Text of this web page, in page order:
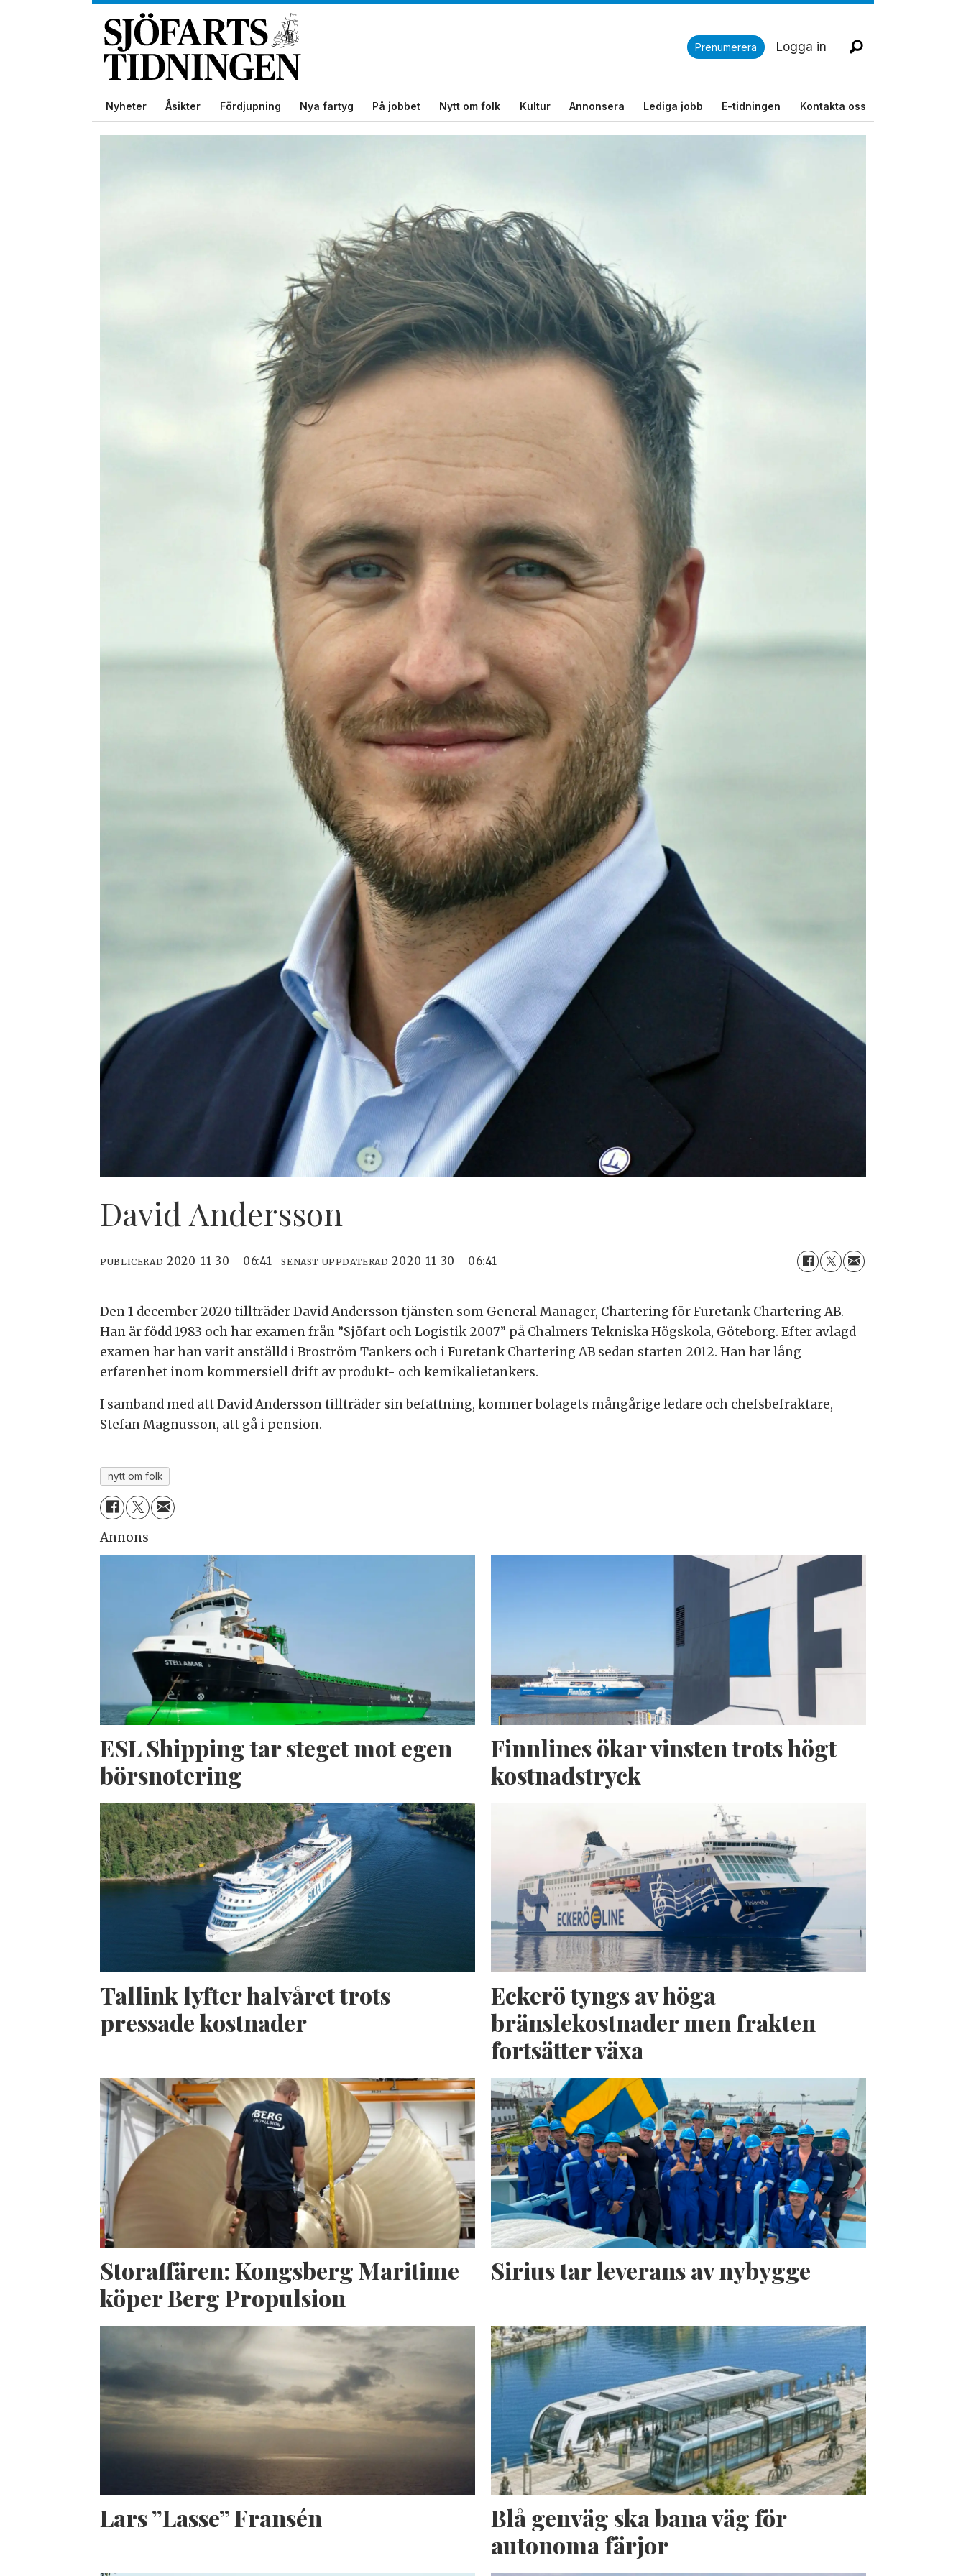
Prenumerera Logga in
Nyheter Åsikter Fördjupning Nya fartyg På jobbet Nytt om folk Kultur Annonsera Lediga jobb E-tidningen Kontakta oss
David Andersson
PUBLICERAD 2020-11-30 - 06:41 SENAST UPPDATERAD 2020-11-30 - 06:41
Den 1 december 2020 tillträder David Andersson tjänsten som General Manager, Chartering för Furetank Chartering AB.
Han är född 1983 och har examen från ”Sjöfart och Logistik 2007” på Chalmers Tekniska Högskola, Göteborg. Efter avlagd
examen har han varit anställd i Broström Tankers och i Furetank Chartering AB sedan starten 2012. Han har lång
erfarenhet inom kommersiell drift av produkt- och kemikalietankers.
I samband med att David Andersson tillträder sin befattning, kommer bolagets mångårige ledare och chefsbefraktare,
Stefan Magnusson, att gå i pension.
nytt om folk
Annons
ESL Shipping tar steget mot egen
börsnotering
Finnlines ökar vinsten trots högt
kostnadstryck
Tallink lyfter halvåret trots
pressade kostnader
Eckerö tyngs av höga
bränslekostnader men frakten
fortsätter växa
Storaffären: Kongsberg Maritime
köper Berg Propulsion
Sirius tar leverans av nybygge
Lars ”Lasse” Fransén
Blå genväg ska bana väg för
autonoma färjor